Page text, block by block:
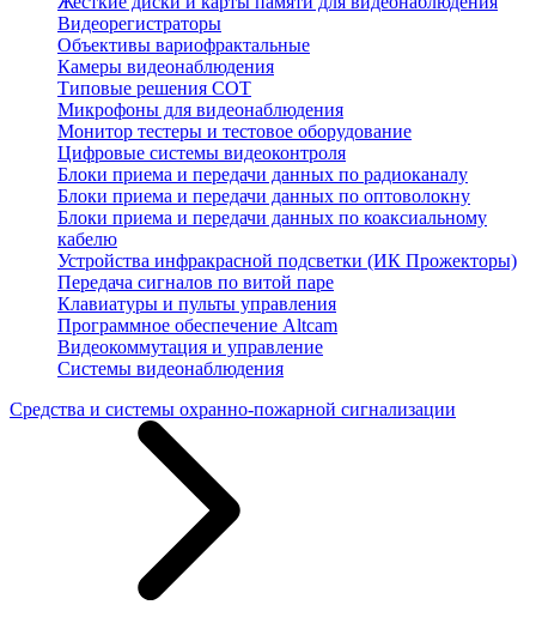
Видеорегистраторы
Объективы вариофрактальные
Камеры видеонаблюдения
Типовые решения СОТ
Микрофоны для видеонаблюдения
Монитор тестеры и тестовое оборудование
Цифровые системы видеоконтроля
Блоки приема и передачи данных по радиоканалу
Блоки приема и передачи данных по оптоволокну
Блоки приема и передачи данных по коаксиальному
кабелю
Устройства инфракрасной подсветки (ИК Прожекторы)
Передача сигналов по витой паре
Клавиатуры и пульты управления
Программное обеспечение Altcam
Видеокоммутация и управление
Системы видеонаблюдения
Средства и системы охранно-пожарной сигнализации